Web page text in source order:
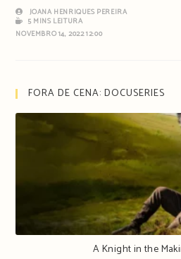
JOANA HENRIQUES PEREIRA
5 MINS LEITURA
NOVEMBRO 14, 2022 12:00
FORA DE CENA: DOCUSERIES
A Knight in the